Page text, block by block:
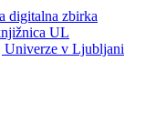
digitalna zbirka
UL
Univerze v Ljubljani